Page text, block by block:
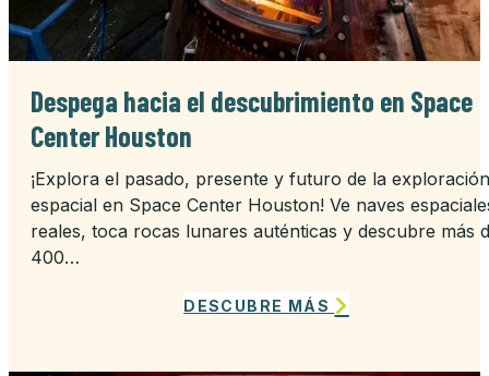
Despega hacia el descubrimiento en Space
Center Houston
¡Explora el pasado, presente y futuro de la exploración
espacial en Space Center Houston! Ve naves
reales, toca rocas lunares auténticas y descubre más
400…
DESCUBRE MÁS